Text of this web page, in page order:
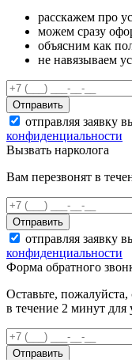
расскажем про
можем сразу
объясним как
не навязываем
Отправить
отправляя заявку
конфиденциальности
Вызвать нарколога
Вам перезвонят в
Отправить
отправляя заявку
конфиденциальности
Форма обратного
Оставьте,
в течение 2 минут для
Отправить